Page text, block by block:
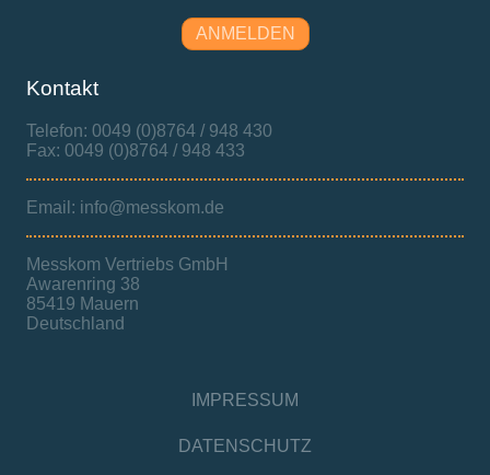
ANMELDEN
Kontakt
Telefon: 0049 (0)8764 / 948 430
Fax: 0049 (0)8764 / 948 433
Email: info@messkom.de
Messkom Vertriebs GmbH
Awarenring 38
85419 Mauern
Deutschland
IMPRESSUM
DATENSCHUTZ